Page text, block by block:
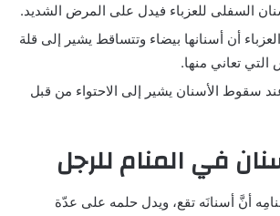
السفلى للعزباء فيدل على المرض الشديد.
أن أسنانها بيضاء وتتساقط يشير إلى قلة
التي تعاني منها.
سقوط الأسنان يشير إلى الاحتواء من قبل
في المنام للرجل
أنَّ أسنانَه تقع، ويدل حلمه على عدّة